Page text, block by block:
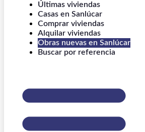
Últimas viviendas
Casas en Sanlúcar
Comprar viviendas
Alquilar viviendas
Obras nuevas en Sanlúcar
Buscar por referencia